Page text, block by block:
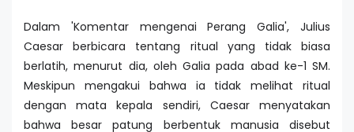
Dalam 'Komentar mengenai Perang Galia', Julius
Caesar berbicara tentang ritual yang tidak biasa
berlatih, menurut dia, oleh Galia pada abad ke-1 SM.
Meskipun mengakui bahwa ia tidak melihat ritual
dengan mata kepala sendiri, Caesar menyatakan
bahwa besar patung berbentuk manusia disebut